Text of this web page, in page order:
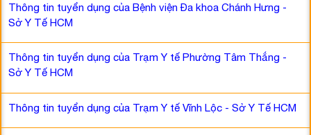
Thông tin tuyển dụng của Bệnh viện Đa khoa Chánh Hưng -
Sở Y Tế HCM
Thông tin tuyển dụng của Trạm Y tế Phường Tâm Thắng -
Sở Y Tế HCM
Thông tin tuyển dụng của Trạm Y tế Vĩnh Lộc - Sở Y Tế HCM